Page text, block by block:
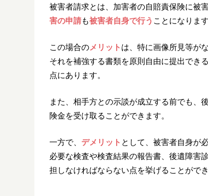
被害者請求とは、加害者の自賠責保険に被
害の申請も被害者自身で行う ことになります
この場合のメリット は、特に画像所見等が
それを補強する書類を原則自由に提出でき
点にあります。
また、相手方との示談が成立する前でも、
険金を受け取ることができます。
一方で、 デメリット として、被害者自身が
必要な検査や検査結果の報告書、後遺障害
担しなければならない点を挙げることができ